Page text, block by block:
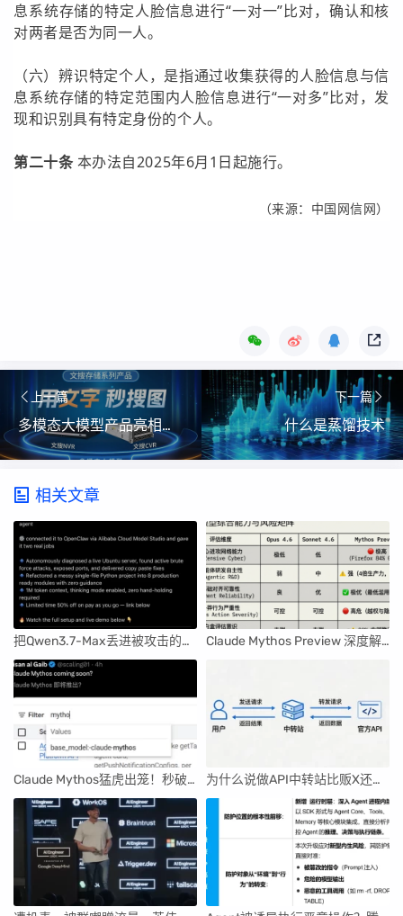
息系统存储的特定人脸信息进行“一对一”比对，确认和核
对两者是否为同一人。
（六）辨识特定个人，是指通过收集获得的人脸信息与信
息系统存储的特定范围内人脸信息进行“一对多”比对，发
现和识别具有特定身份的个人。
第二十条 本办法自2025年6月1日起施行。
（来源：中国网信网）
上一篇
多模态大模型产品亮相，海康威视发布文搜存储系列产品
下一篇
什么是蒸馏技术
相关文章
把Qwen3.7-Max丢进被攻击的服务器，它竟查出了暴力破解！ Claude Mythos Preview 深度解读：Anthropic 最强大模型的机遇与风险
Claude Mythos猛虎出笼！秒破人类一年无解漏洞，GPT-5.5都压不住 为什么说做API中转站比贩X还要赚钱，完整行业白皮书曝光！